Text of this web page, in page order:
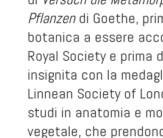
Pflanzendi Goethe,
botanica a essere
Royal Society e prima
insignita con la
Linnean Society of
studi in anatomia e
vegetale, che